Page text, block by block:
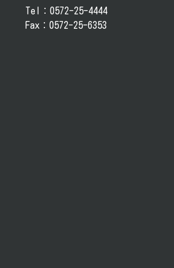
Tel：0572-25-4444
Fax：0572-25-6353